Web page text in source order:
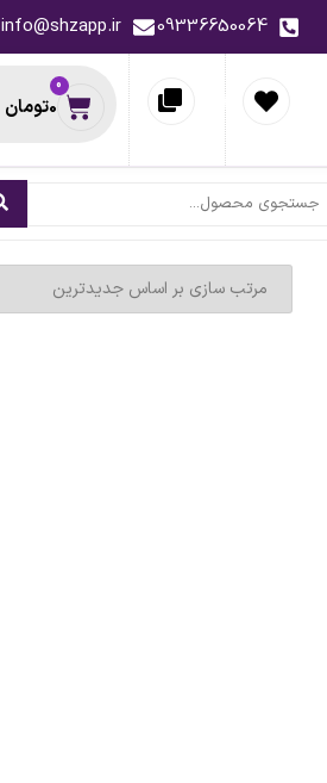
09336650064
info@shzapp.ir
0تومان
0